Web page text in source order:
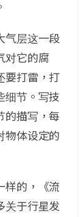
气层这一段
对它的腐
要打雷，打
细节。写技
的描写，每
物体设定的
样的，《流
关于行星发